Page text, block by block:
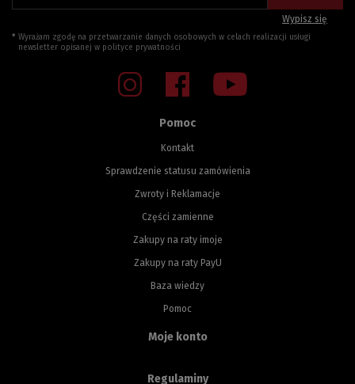
Pomoc
Kontakt
Sprawdzenie statusu zamówienia
Zwroty i Reklamacje
Części zamienne
Zakupy na raty imoje
Zakupy na raty PayU
Baza wiedzy
Pomoc
Moje konto
Regulaminy
Wypisz się
Wyrażam zgodę na przetwarzanie danych osobowych w celach realizacji usługi
newsletter opisanej w polityce prywatności